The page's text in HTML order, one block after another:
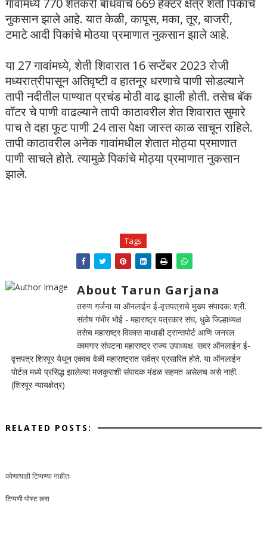
गावांमध्ये 770 शेतकरी बांधवांचे 669 हेक्टर क्षेत्र शेती पिकांचे
नुकसान झाले आहे. यात केळी, कापूस, मका, तूर, बाजरी,
टमाटे आदी पिकांचे मोठया प्रमाणात नुकसान झाले आहे.
या 27 गावांमध्ये, शेती शिवारात 16 सप्टेंबर 2023 रोजी
मध्यरात्रीपासून अतिवृष्टी व हातनूर धरणाचे पाणी सोडल्याने
तापी नदीतील पाण्यात प्रचंड मोठी वाढ झाली होती. तसेच बॅक
वॉटर चे पाणी वाढल्याने तापी काठावरील शेत शिवारात सुमारे
पाच ते दहा फूट पाणी 24 तास पेक्षा जास्त काळ साचून राहिले.
तापी काठावरील अनेक गावांमधील शेतात मोठ्या प्रमाणात
पाणी साचले होते. त्यामुळे पिकांचे मोठ्या प्रमाणात नुकसान
झाले.
Tags
About Tarun Garjana
तरुण गर्जना या ऑनलाईन ई-वृत्तपत्राचे मुख्य संपादक: श्री.
संतोष गंभीर भोई - महाराष्ट्र पत्रकार संघ, धुळे जिल्हाध्यक्ष
तसेच महाराष्ट्र विकास माथाडी ट्रान्सपोर्ट आणि जनरल
कामगार संघटना महाराष्ट्र राज्य उपाध्यक्ष. सदर ऑनलाईन ई-
वृत्तपत्र शिरपूर येथून एकाच वेळी महाराष्ट्रात सर्वत्र प्रसारित होते. या ऑनलाईन
पोर्टल मध्ये प्रसिद्ध झालेल्या मजकुराशी संपादक मंडळ सहमत असेलच असे नाही.
(शिरपूर न्यायक्षेत्र)
RELATED POSTS:
कोणत्याही टिप्पण्‍या नाहीत:
टिप्पणी पोस्ट करा